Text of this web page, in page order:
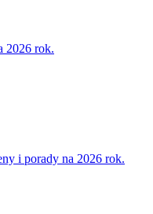
2026 rok.
i porady na 2026 rok.